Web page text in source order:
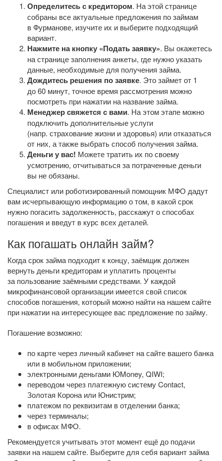
Определитесь с кредитором. На этой странице
собраны все актуальные предложения по займам
в Фурманове, изучите их и выберите подходящий
вариант.
Нажмите на кнопку «Подать заявку». Вы окажетесь
на странице заполнения анкеты, где нужно указать
данные, необходимые для получения займа.
Дождитесь решения по заявке. Это займет от 1
до 60 минут, точное время рассмотрения можно
посмотреть при нажатии на название займа.
Менеджер свяжется с вами. На этом этапе можно
подключить дополнительные услуги
(напр. страхование жизни и здоровья) или отказаться
от них, а также выбрать способ получения займа.
Деньги у вас! Можете тратить их по своему
усмотрению, отчитываться за потраченные деньги
вы не обязаны.
Специалист или роботизированный помощник МФО дадут
вам исчерпывающую информацию о том, в какой срок
нужно погасить задолженность, расскажут о способах
погашения и введут в курс всех деталей.
Как погашать онлайн займ?
Когда срок займа подходит к концу, заёмщик должен
вернуть деньги кредиторам и уплатить проценты
за пользование заёмными средствами. У каждой
микрофинансовой организации имеется свой список
способов погашения, который можно найти на нашем сайте
при нажатии на интересующее вас предложение по займу.
Погашение возможно:
по карте через личный кабинет на сайте вашего банка
или в мобильном приложении;
электронными деньгами ЮMoney, QIWI;
переводом через платежную систему Contact,
Золотая Корона или Юнистрим;
платежом по реквизитам в отделении банка;
через терминалы;
в офисах МФО.
Рекомендуется учитывать этот момент ещё до подачи
заявки на нашем сайте. Выберите для себя вариант займа